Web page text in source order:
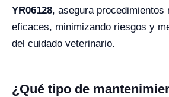
YR06128, asegura procedimientos
eficaces, minimizando riesgos y
del cuidado veterinario.
¿Qué tipo de